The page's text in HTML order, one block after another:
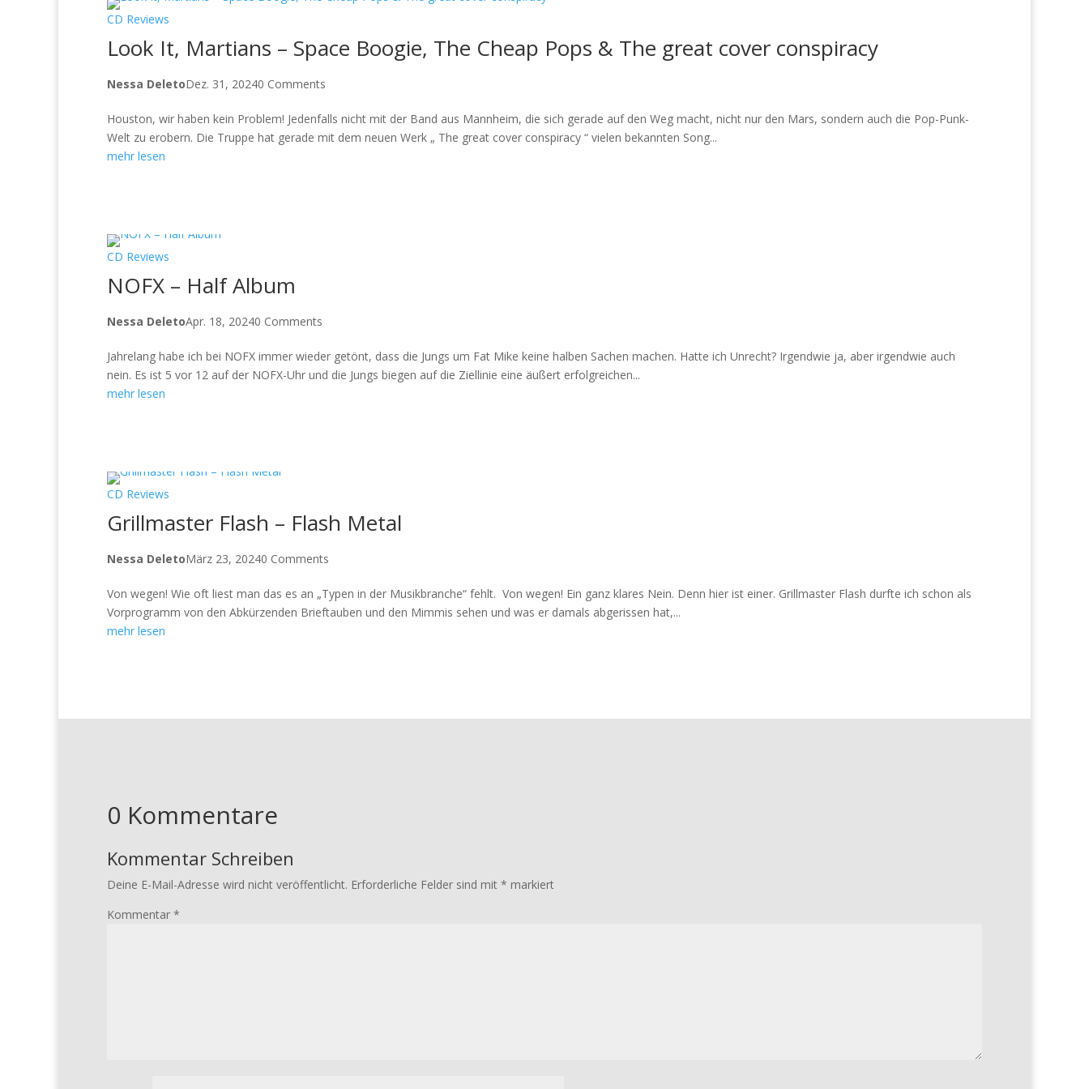
CD Reviews
Look It, Martians – Space Boogie, The Cheap Pops & The great cover conspiracy
Nessa DeletoDez. 31, 20240 Comments
Houston, wir haben kein Problem! Jedenfalls nicht mit der Band aus Mannheim, die sich gerade auf den Weg macht, nicht nur den Mars, sondern auch die Pop-Punk-
Welt zu erobern. Die Truppe hat gerade mit dem neuen Werk „ The great cover conspiracy “ vielen bekannten Song...
mehr lesen
CD Reviews
NOFX – Half Album
Nessa DeletoApr. 18, 20240 Comments
Jahrelang habe ich bei NOFX immer wieder getönt, dass die Jungs um Fat Mike keine halben Sachen machen. Hatte ich Unrecht? Irgendwie ja, aber irgendwie auch
nein. Es ist 5 vor 12 auf der NOFX-Uhr und die Jungs biegen auf die Ziellinie eine äußert erfolgreichen...
mehr lesen
CD Reviews
Grillmaster Flash – Flash Metal
Nessa DeletoMärz 23, 20240 Comments
Von wegen! Wie oft liest man das es an „Typen in der Musikbranche“ fehlt. Von wegen! Ein ganz klares Nein. Denn hier ist einer. Grillmaster Flash durfte ich schon als
Vorprogramm von den Abkürzenden Brieftauben und den Mimmis sehen und was er damals abgerissen hat,...
mehr lesen
0 Kommentare
Kommentar Schreiben
Deine E-Mail-Adresse wird nicht veröffentlicht. Erforderliche Felder sind mit * markiert
Kommentar *